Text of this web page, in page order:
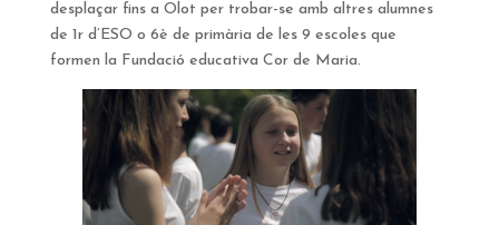
desplaçar fins a Olot per trobar-se amb altres alumnes
de 1r d’ESO o 6è de primària de les 9 escoles que
formen la Fundació educativa Cor de Maria.